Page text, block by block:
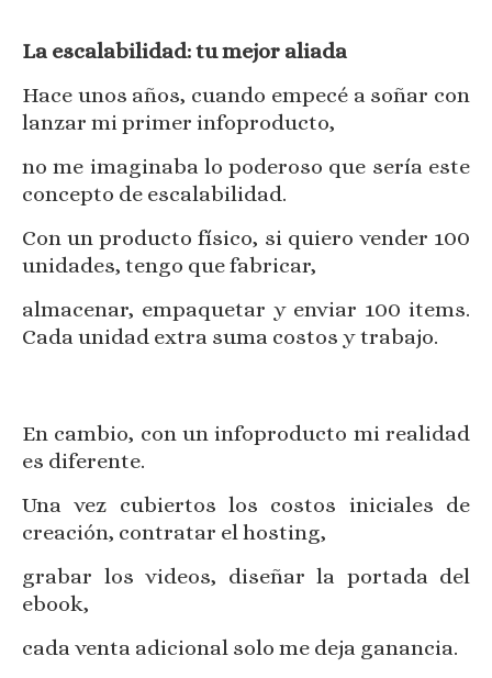
La escalabilidad: tu mejor aliada
Hace unos años, cuando empecé a soñar con
lanzar mi primer infoproducto,
no me imaginaba lo poderoso que sería este
concepto de escalabilidad.
Con un producto físico, si quiero vender 100
unidades, tengo que fabricar,
almacenar, empaquetar y enviar 100 items.
Cada unidad extra suma costos y trabajo.
En cambio, con un infoproducto mi realidad
es diferente.
Una vez cubiertos los costos iniciales de
creación, contratar el hosting,
grabar los videos, diseñar la portada del
ebook,
cada venta adicional solo me deja ganancia.